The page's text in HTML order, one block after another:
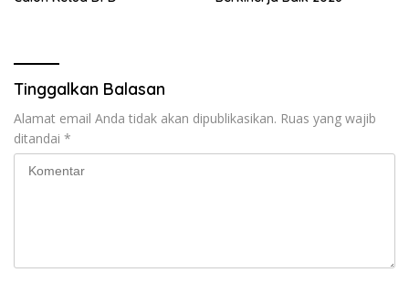
Tinggalkan Balasan
Alamat email Anda tidak akan dipublikasikan. Ruas yang wajib
ditandai *